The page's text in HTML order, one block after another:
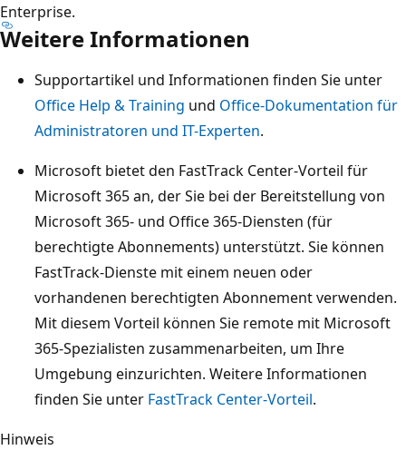
Enterprise.
Weitere Informationen
Supportartikel und Informationen finden Sie unter
Office Help & Training und Office-Dokumentation für
Administratoren und IT-Experten.
Microsoft bietet den FastTrack Center-Vorteil für
Microsoft 365 an, der Sie bei der Bereitstellung von
Microsoft 365- und Office 365-Diensten (für
berechtigte Abonnements) unterstützt. Sie können
FastTrack-Dienste mit einem neuen oder
vorhandenen berechtigten Abonnement verwenden.
Mit diesem Vorteil können Sie remote mit Microsoft
365-Spezialisten zusammenarbeiten, um Ihre
Umgebung einzurichten. Weitere Informationen
finden Sie unter FastTrack Center-Vorteil.
Hinweis